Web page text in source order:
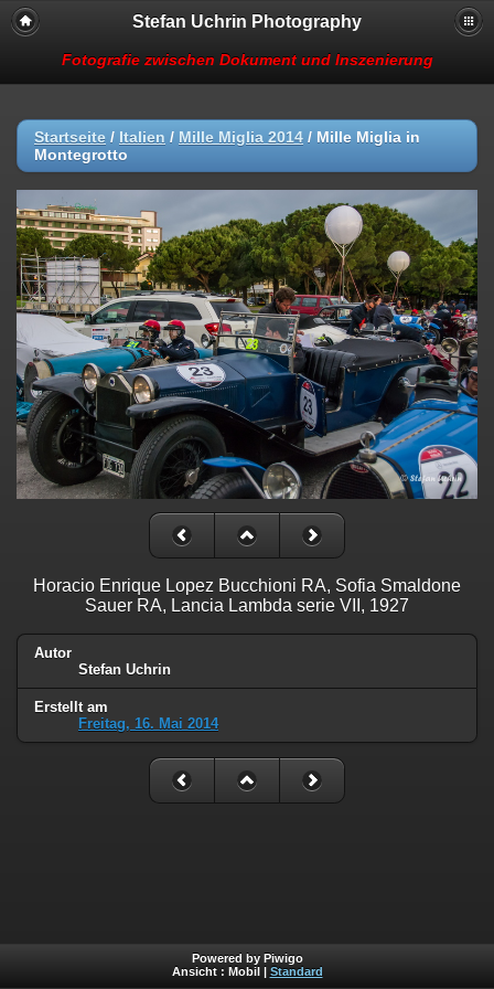
Stefan Uchrin Photography
Fotografie zwischen Dokument und Inszenierung
Startseite / Italien / Mille Miglia 2014 / Mille Miglia in
Montegrotto
Horacio Enrique Lopez Bucchioni RA, Sofia Smaldone
Sauer RA, Lancia Lambda serie VII, 1927
Autor
Stefan Uchrin
Erstellt am
Freitag, 16. Mai 2014
Powered by Piwigo
Ansicht : Mobil Standard